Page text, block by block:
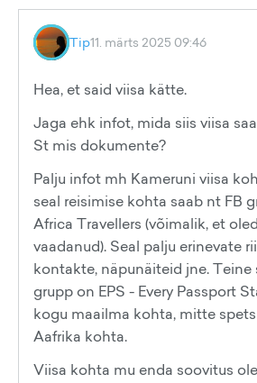
Tip11. märts 2025 09:46
Hea, et said viisa kätte.
Jaga ehk infot, mida siis viisa
St mis dokumente?
Palju infot mh Kameruni viisa
seal reisimise kohta saab nt FB
Africa Travellers (võimalik, et
vaadanud). Seal palju erinevate
kontakte, näpunäiteid jne. Teine
grupp on EPS - Every Passport
kogu maailma kohta, mitte
Aafrika kohta.
Viisa kohta mu enda soovitus